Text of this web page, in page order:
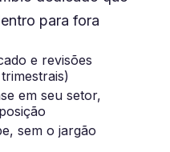
para fora
e revisões
em seu setor,
sem o jargão